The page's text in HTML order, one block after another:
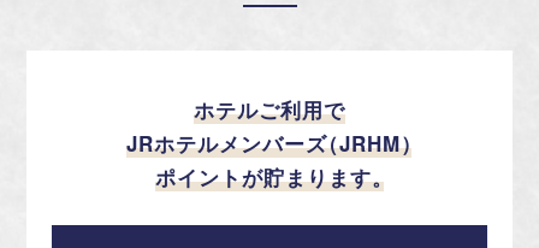
ホテルご利用で
JRホテルメンバーズ（JRHM）
ポイントが貯まります。